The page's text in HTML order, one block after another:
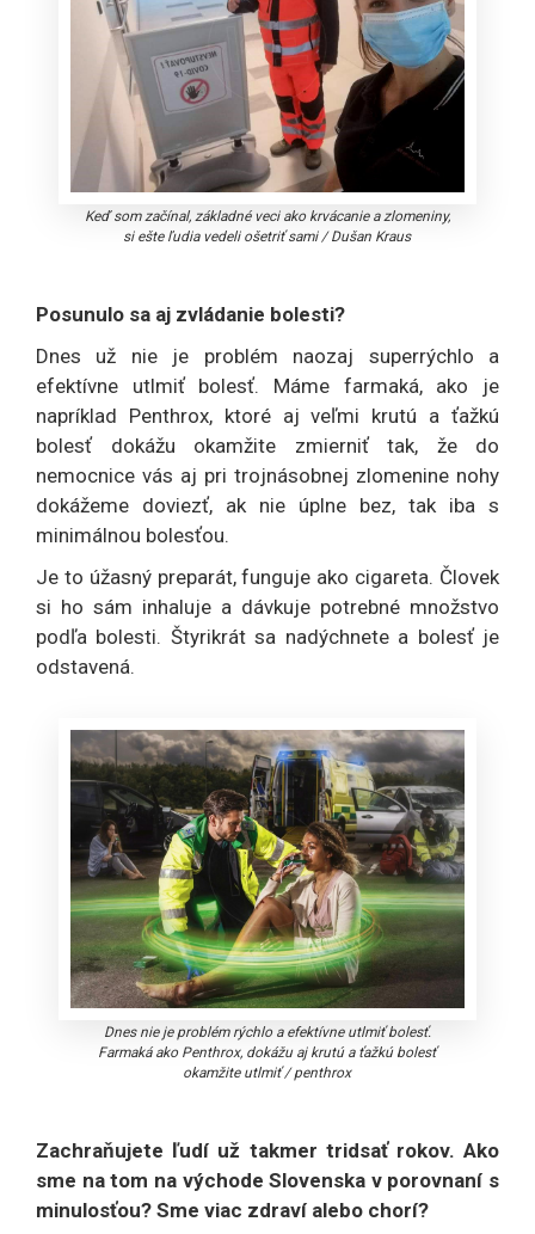
Keď som začínal, základné veci ako krvácanie a zlomeniny,
si ešte ľudia vedeli ošetriť sami/Dušan Kraus
Posunulo sa aj zvládanie bolesti?
Dnes už nie je problém naozaj superrýchlo a
efektívne utlmiť bolesť. Máme farmaká, ako je
napríklad Penthrox, ktoré aj veľmi krutú a ťažkú
bolesť dokážu okamžite zmierniť tak, že do
nemocnice vás aj pri trojnásobnej zlomenine nohy
dokážeme doviezť, ak nie úplne bez, tak iba s
minimálnou bolesťou.
Je to úžasný preparát, funguje ako cigareta. Človek
si ho sám inhaluje a dávkuje potrebné množstvo
podľa bolesti. Štyrikrát sa nadýchnete a bolesť je
odstavená.
Dnes nie je problém rýchlo a efektívne utlmiť bolesť.
Farmaká ako Penthrox, dokážu aj krutú a ťažkú bolesť
okamžite utlmiť/penthrox
Zachraňujete ľudí už takmer tridsať rokov. Ako
sme na tom na východe Slovenska v porovnaní s
minulosťou? Sme viac zdraví alebo chorí?